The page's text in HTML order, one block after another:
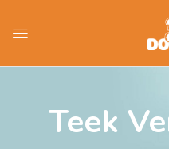
Teek